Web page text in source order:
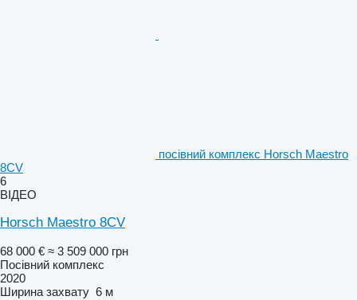
посівний комплекс Horsch Maestro
8CV
6
ВІДЕО
Horsch Maestro 8CV
68 000 € ≈ 3 509 000 грн
Посівний комплекс
2020
Ширина захвату 6 м